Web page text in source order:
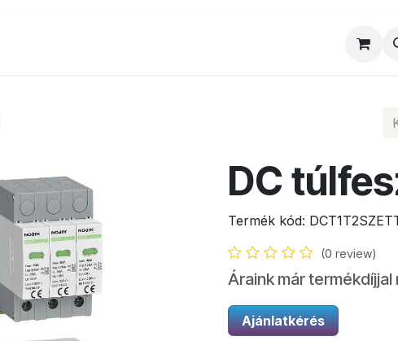
DC
Termék kód:
(0 review)
Áraink már
Ajánlatkérés